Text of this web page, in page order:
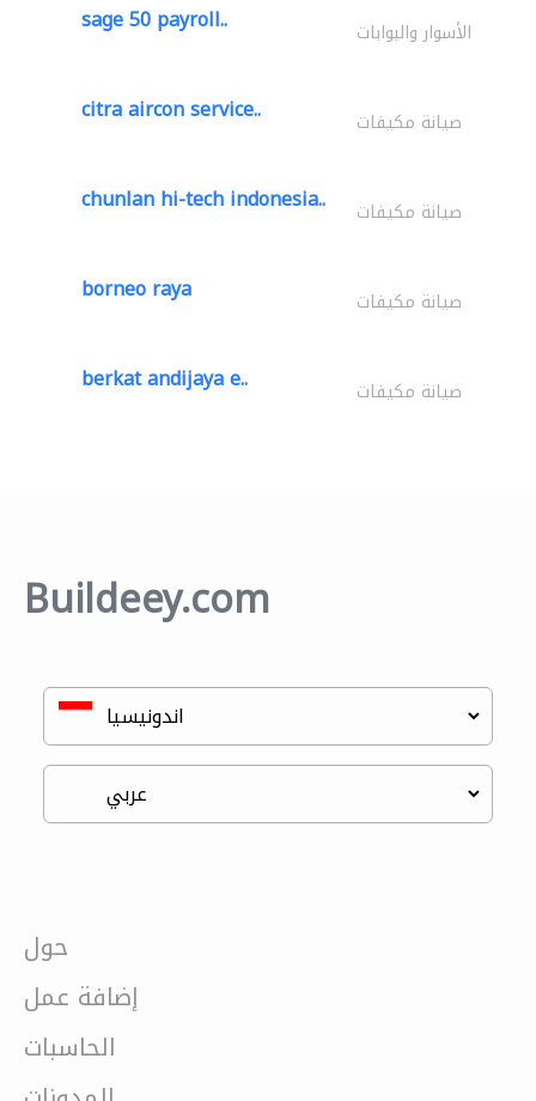
sage 50 payroll.. الأسوار والبوابات
citra aircon service.. صيانة مكيفات
chunlan hi-tech indonesia.. صيانة مكيفات
borneo raya صيانة مكيفات
berkat andijaya e.. صيانة مكيفات
Buildeey.com
حول
إضافة عمل
الحاسبات